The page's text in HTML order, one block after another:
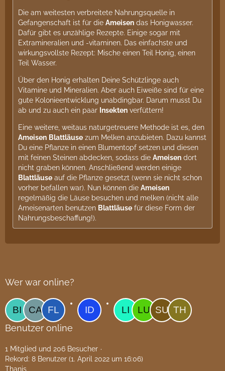
Die am weitesten verbreitete Nahrungsquelle in
Gefangenschaft ist für die Ameisen das Honigwasser.
Dafür gibt es unzählige Rezepte. Einige sogar mit
Extramineralien und -vitaminen. Das einfachste und
wirkungsvollste Rezept: Mische einen Teil Honig, einen
Teil Wasser.
Über den Honig erhalten Deine Schützlinge auch
Vitamine und Mineralien. Aber auch Eiweiße sind für eine
gute Kolonieentwicklung unabdingbar. Darum musst Du
ab und zu auch ein paar Insekten verfüttern!
Eine weitere, weitaus naturgetreuere Methode ist es, den
Ameisen Blattläuse zum Melken anzubieten. Dazu kannst
Du eine Pflanze in einen Blumentopf setzen und diesen
mit feinen Steinen abdecken, sodass die Ameisen dort
nicht graben können. Anschließend werden einige
Blattläuse auf die Pflanze gesetzt (wenn sie nicht schon
vorher befallen war). Nun können die Ameisen
regelmäßig die Läuse besuchen und melken (nicht alle
Ameisenarten benutzen Blattläuse für diese Form der
Nahrungsbeschaffung!).
Wer war online?
Benutzer online
1 Mitglied und 206 Besucher
Rekord: 8 Benutzer (1. April 2022 um 16:06)
Thanis